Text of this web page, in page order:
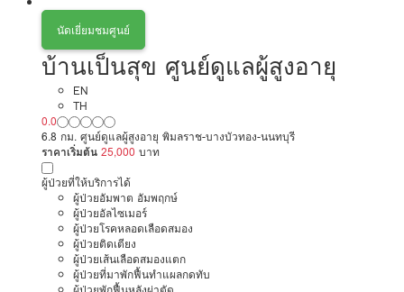
นัดเยี่ยมชมศูนย์
บ้านเป็นสุข ศูนย์ดูแลผู้สูงอายุ
EN
TH
0.0
6.8 กม. ศูนย์ดูแลผู้สูงอายุ พิมลราช-บางบัวทอง-นนทบุรี
ราคาเริ่มต้น 25,000 บาท
ผู้ป่วยที่ให้บริการได้
ผู้ป่วยอัมพาต อัมพฤกษ์
ผู้ป่วยอัลไซเมอร์
ผู้ป่วยโรคหลอดเลือดสมอง
ผู้ป่วยติดเตียง
ผู้ป่วยเส้นเลือดสมองแตก
ผู้ป่วยที่มาพักฟื้นทำแผลกดทับ